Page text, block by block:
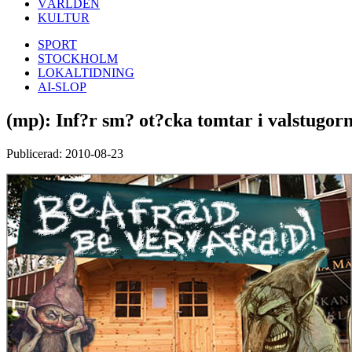
VÄRLDEN
KULTUR
SPORT
STOCKHOLM
LOKALTIDNING
AI-SLOP
(mp): Inf?r sm? ot?cka tomtar i
Publicerad: 2010-08-23